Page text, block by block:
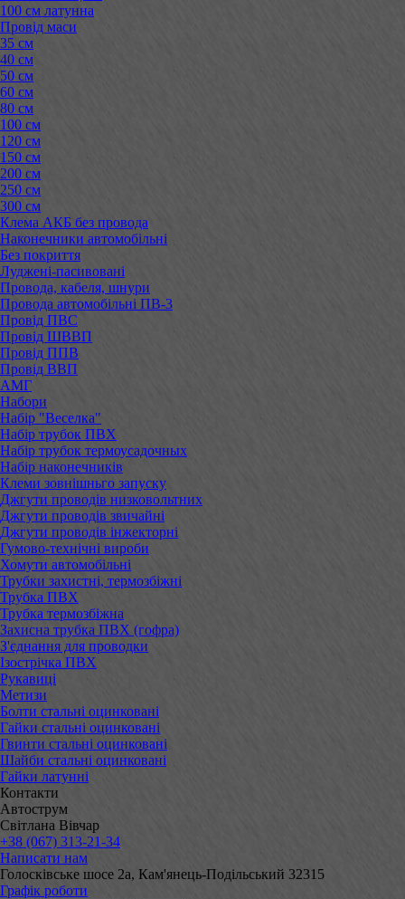
100 см латунна
Провід маси
35 см
40 см
50 см
60 см
80 см
100 см
120 см
150 см
200 см
250 см
300 см
Клема АКБ без провода
Наконечники автомобільні
Без покриття
Луджені-пасивовані
Провода, кабеля, шнури
Провода автомобільні ПВ-3
Провід ПВС
Провід ШВВП
Провід ППВ
Провід ВВП
АМГ
Набори
Набір "Веселка"
Набір трубок ПВХ
Набір трубок термоусадочных
Набір наконечників
Клеми зовнішньго запуску
Джгути проводів низковольтних
Джгути проводів звичайні
Джгути проводів інжекторні
Гумово-технічні вироби
Хомути автомобільні
Трубки захистні, термозбіжні
Трубка ПВХ
Трубка термозбіжна
Захисна трубка ПВХ (гофра)
З'єднання для проводки
Ізострічка ПВХ
Рукавиці
Метизи
Болти стальні оцинковані
Гайки стальні оцинковані
Гвинти стальні оцинковані
Шайби стальні оцинковані
Гайки латунні
Контакти
Автострум
Світлана Вівчар
+38 (067) 313-21-34
Написати нам
Голосківське шосе 2а, Кам'янець-Подільський 32315
Графік роботи